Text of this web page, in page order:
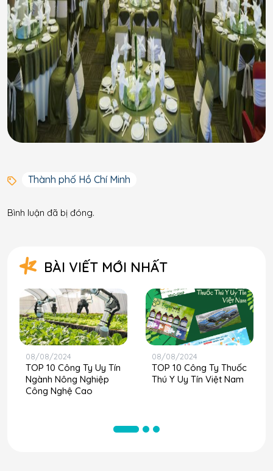
Thành phố Hồ Chí Minh
Bình luận đã bị đóng.
BÀI VIẾT MỚI NHẤT
08/08/2024
TOP 10 Công Ty Uy Tín
Ngành Nông Nghiệp
Công Nghệ Cao
08/08/2024
TOP 10 Công Ty Thuốc
Thú Y Uy Tín Việt Nam